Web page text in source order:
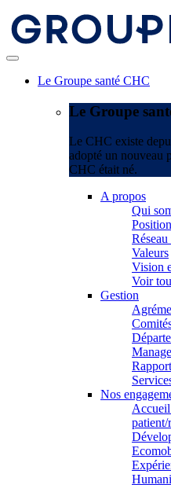
Le Groupe santé CHC
Le Groupe
Le CHC existe
adopté un nouveau
CHC était né.
A propos
Qui
Valeurs
Vision
Voir
Gestion
Nos
Accueil
patient/